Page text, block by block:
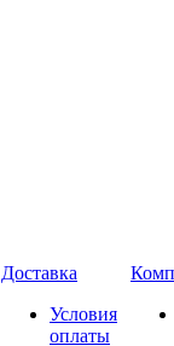
Доставка
Условия
оплаты